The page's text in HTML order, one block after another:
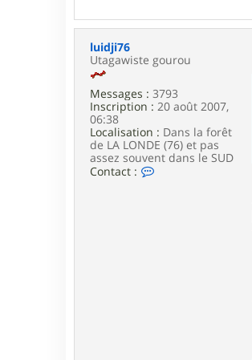
n
t
c
t
r
y
n
n
o
luidji76
Utagawiste gourou
Messages : 3793
Inscription : 20 août 2007,
06:38
Localisation : Dans la forêt
de LA LONDE (76) et pas
assez souvent dans le SUD
Contact :